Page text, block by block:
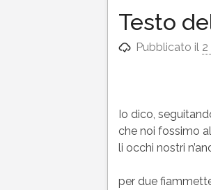
Testo
Pubblicato il
Io dico,
che noi fossimo
li occhi nostri
per due